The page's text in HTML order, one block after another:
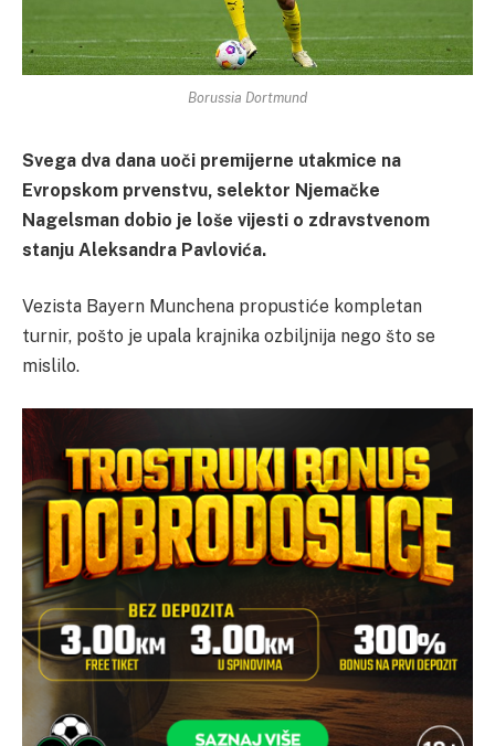
Borussia Dortmund
Svega dva dana uoči premijerne utakmice na
Evropskom prvenstvu, selektor Njemačke
Nagelsman dobio je loše vijesti o zdravstvenom
stanju Aleksandra Pavlovića.
Vezista Bayern Munchena propustiće kompletan
turnir, pošto je upala krajnika ozbiljnija nego što se
mislilo.